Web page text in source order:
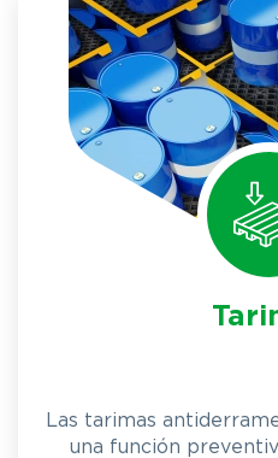
Las tarimas
una función